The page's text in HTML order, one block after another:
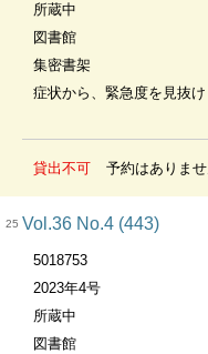
所蔵中
図書館
集密書架
症状から、緊急度を見抜け
貸出不可 予約はありま
25 Vol.36 No.4 (443)
5018753
2023年4号
所蔵中
図書館